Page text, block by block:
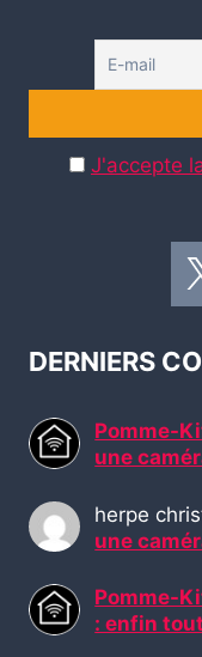
J'accepte
DERNIERS
Pomme-
une
herpe
une
Pomme-
: enfin